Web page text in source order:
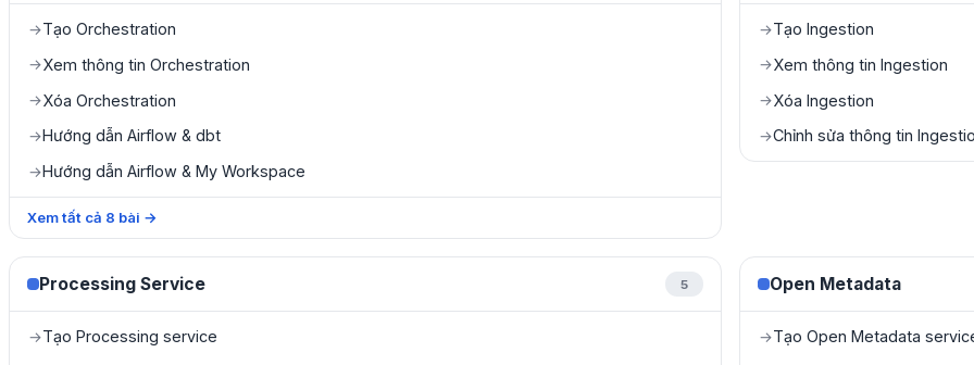
→Tạo Orchestration
→Xem thông tin Orchestration
→Xóa Orchestration
→Hướng dẫn Airflow & dbt
→Hướng dẫn Airflow & My Workspace
Xem tất cả 8 bài →
→Tạo Ingestion
→Xem thông tin Ingestion
→Xóa Ingestion
→Chỉnh sửa thông tin
Processing Service 5
→Tạo Processing service
Open Metadata
→Tạo Open Metadata